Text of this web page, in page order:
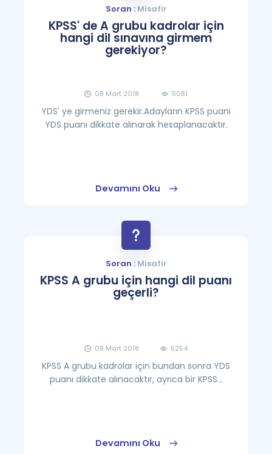
Soran :Misafir
KPSS' de A grubu kadrolar için
hangi dil sınavına girmem
gerekiyor?
08 Mart 2018 5081
YDS' ye girmeniz gerekir.Adayların KPSS puanı
YDS puanı dikkate alınarak hesaplanacaktır.
Devamını Oku
Soran :Misafir
KPSS A grubu için hangi dil puanı
geçerli?
08 Mart 2018 5254
KPSS A grubu kadrolar için bundan sonra YDS
puanı dikkate alınacaktır, ayrıca bir KPSS...
Devamını Oku